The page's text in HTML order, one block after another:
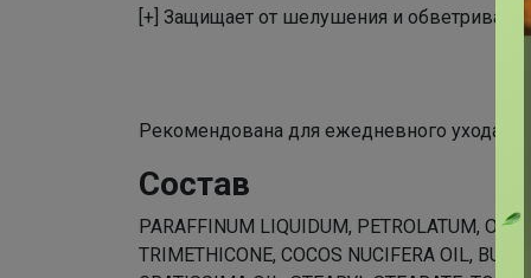
[+] Защищает от шелушения и
Рекомендована для ежедневного ухода и
Состав
PARAFFINUM LIQUIDUM, PETROLATUM,
TRIMETHICONE, COCOS NUCIFERA OIL,